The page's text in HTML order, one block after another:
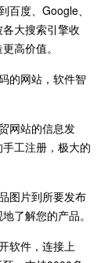
度、Google、
大搜索引擎收
高价值。
的网站，软件智
网站的信息发
工注册，极大的
图片到所要发布
了解您的产品。
软件，连接上